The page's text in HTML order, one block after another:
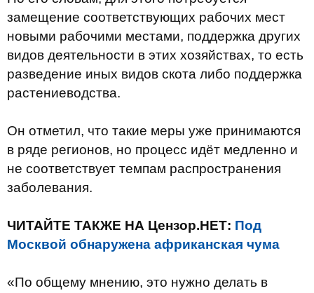
замещение соответствующих рабочих мест
новыми рабочими местами, поддержка других
видов деятельности в этих хозяйствах, то есть
разведение иных видов скота либо поддержка
растениеводства.
Он отметил, что такие меры уже принимаются
в ряде регионов, но процесс идёт медленно и
не соответствует темпам распространения
заболевания.
ЧИТАЙТЕ ТАКЖЕ НА Цензор.НЕТ: Под
Москвой обнаружена африканская чума
«По общему мнению, это нужно делать в